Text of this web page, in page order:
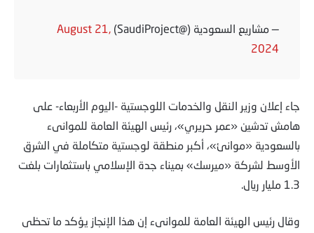
— مشاريع السعودية (@SaudiProject)
August 21,
2024
جاء إعلان وزير النقل والخدمات اللوجستية -اليوم الأربعاء- على
هامش تدشين «عمر حريري»، رئيس الهيئة العامة للموانىء
بالسعودية «موانئ»، أكبر منطقة لوجستية متكاملة في الشرق
الأوسط لشركة «ميرسك» بميناء جدة الإسلامي باستثمارات بلغت
1.3 مليار ريال.
وقال رئيس الهيئة العامة للموانىء إن هذا الإنجاز يؤكد ما تحظى